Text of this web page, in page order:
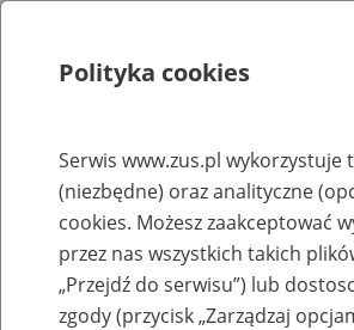
Rejestry, ewidencje i archiwa
Baza zlikwidowanych
przekształconych
Polityka cookies
Serwis www.zus.pl wykorzystuje
(niezbędne) oraz analityczne
cookies. Możesz zaakceptować
przez nas wszystkich takich
„Przejdź do serwisu”) lub
zgody (przycisk „Zarządzaj